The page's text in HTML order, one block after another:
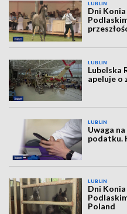
LUBLIN
Dni
LUBLIN
Lubelska
apeluje o
LUBLIN
Uwaga
podatku.
LUBLIN
Dni
Poland